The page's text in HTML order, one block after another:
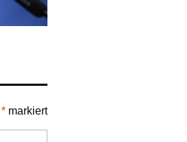
* markiert